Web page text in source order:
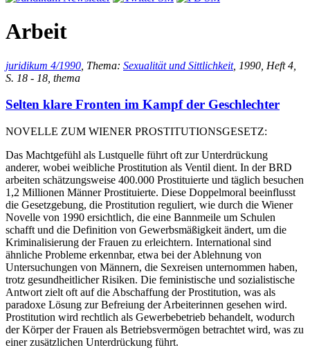
Arbeit
juridikum 4/1990 , Thema: Sexualität und Sittlichkeit, 1990, Heft 4,
S. 18 - 18, thema
Selten klare Fronten im Kampf der Geschlechter
NOVELLE ZUM WIENER PROSTITUTIONSGESETZ:
Das Machtgefühl als Lustquelle führt oft zur Unterdrückung
anderer, wobei weibliche Prostitution als Ventil dient. In der BRD
arbeiten schätzungsweise 400.000 Prostituierte und täglich besuchen
1,2 Millionen Männer Prostituierte. Diese Doppelmoral beeinflusst
die Gesetzgebung, die Prostitution reguliert, wie durch die Wiener
Novelle von 1990 ersichtlich, die eine Bannmeile um Schulen
schafft und die Definition von Gewerbsmäßigkeit ändert, um die
Kriminalisierung der Frauen zu erleichtern. International sind
ähnliche Probleme erkennbar, etwa bei der Ablehnung von
Untersuchungen von Männern, die Sexreisen unternommen haben,
trotz gesundheitlicher Risiken. Die feministische und sozialistische
Antwort zielt oft auf die Abschaffung der Prostitution, was als
paradoxe Lösung zur Befreiung der Arbeiterinnen gesehen wird.
Prostitution wird rechtlich als Gewerbebetrieb behandelt, wodurch
der Körper der Frauen als Betriebsvermögen betrachtet wird, was zu
einer zusätzlichen Unterdrückung führt.